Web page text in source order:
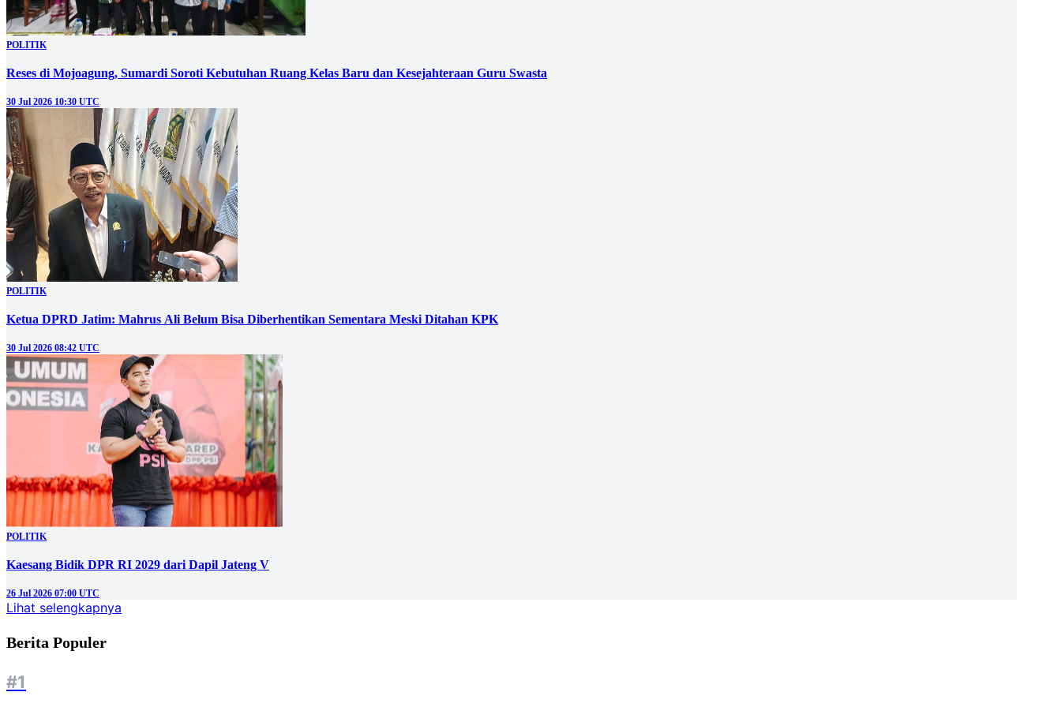
POLITIK
Reses di Mojoagung, Sumardi Soroti Kebutuhan Ruang Kelas Baru dan Kesejahteraan Guru Swasta
30 Jul 2026 10:30 UTC
POLITIK
Ketua DPRD Jatim: Mahrus Ali Belum Bisa Diberhentikan Sementara Meski Ditahan KPK
30 Jul 2026 08:42 UTC
POLITIK
Kaesang Bidik DPR RI 2029 dari Dapil Jateng V
26 Jul 2026 07:00 UTC
Lihat selengkapnya
Berita Populer
#1